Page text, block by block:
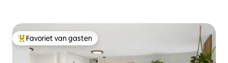
Topfavoriet van gasten
Favoriet van gasten